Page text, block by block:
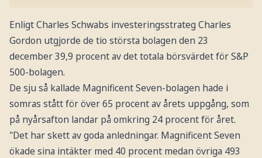
Enligt Charles Schwabs investeringsstrateg Charles
Gordon utgjorde de tio största bolagen den 23
december 39,9 procent av det totala börsvärdet för S&P
500-bolagen.
De sju så kallade Magnificent Seven-bolagen hade i
somras stått för över 65 procent av årets uppgång, som
på nyårsafton landar på omkring 24 procent för året.
"Det har skett av goda anledningar. Magnificent Seven
ökade sina intäkter med 40 procent medan övriga 493